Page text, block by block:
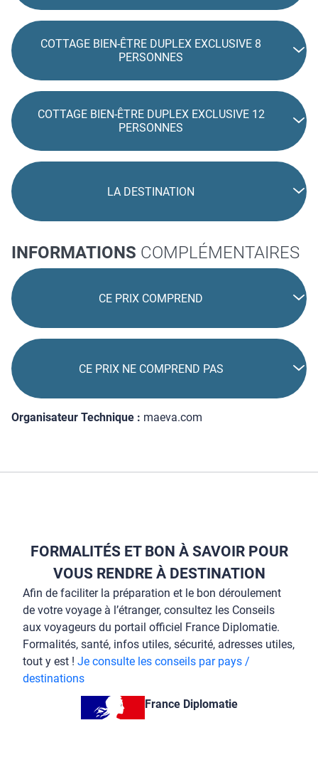
COTTAGE BIEN-ÊTRE DUPLEX EXCLUSIVE 8
PERSONNES
COTTAGE BIEN-ÊTRE DUPLEX EXCLUSIVE 12
PERSONNES
LA DESTINATION
INFORMATIONS COMPLÉMENTAIRES
CE PRIX COMPREND
CE PRIX NE COMPREND PAS
Organisateur Technique : maeva.com
FORMALITÉS ET BON À SAVOIR POUR
VOUS RENDRE À DESTINATION
Afin de faciliter la préparation et le bon déroulement
de votre voyage à l’étranger, consultez les Conseils
aux voyageurs du portail officiel France Diplomatie.
Formalités, santé, infos utiles, sécurité, adresses utiles,
tout y est ! Je consulte les conseils par pays /
destinations
France Diplomatie